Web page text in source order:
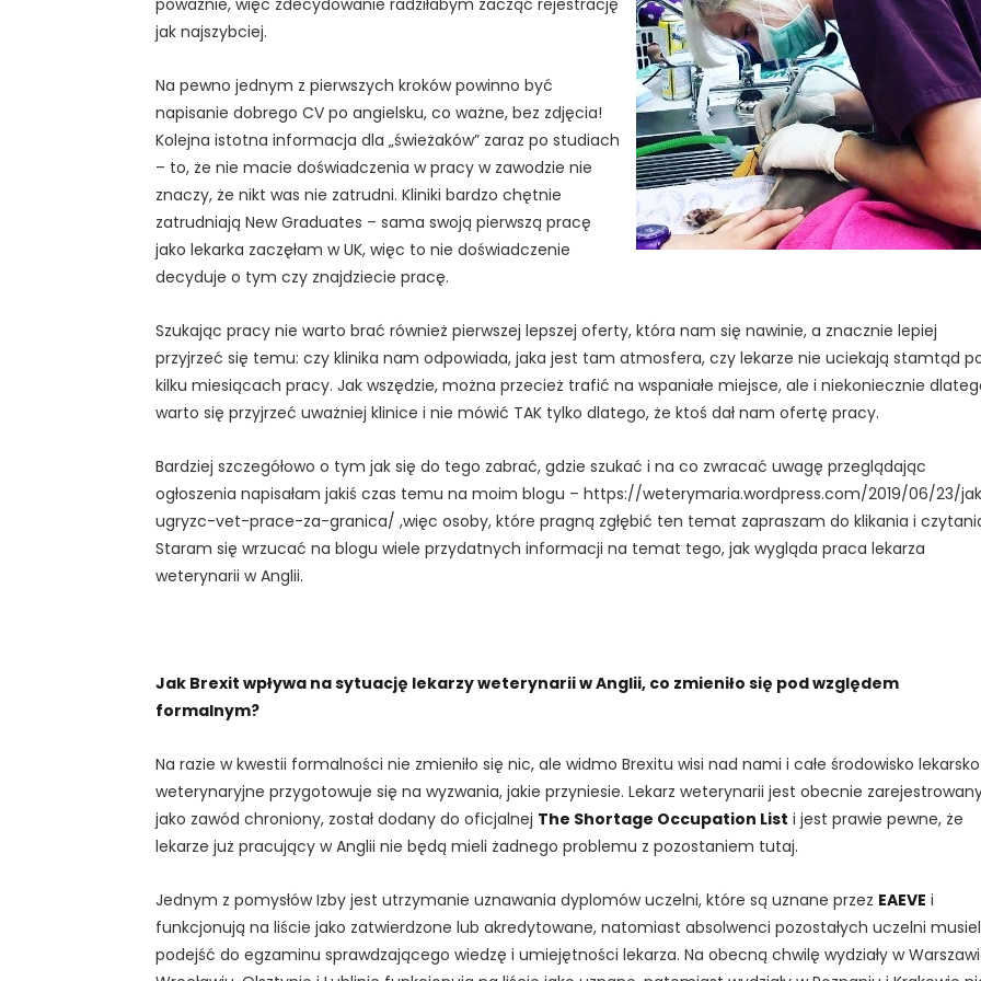
jak najszybciej.
Na pewno jednym z pierwszych kroków powinno być
napisanie dobrego CV po angielsku, co ważne, bez zdjęcia!
Kolejna istotna informacja dla „świeżaków” zaraz po studiach
– to, że nie macie doświadczenia w pracy w zawodzie nie
znaczy, że nikt was nie zatrudni. Kliniki bardzo chętnie
zatrudniają New Graduates – sama swoją pierwszą pracę
jako lekarka zaczęłam w UK, więc to nie doświadczenie
decyduje o tym czy znajdziecie pracę.
Szukając pracy nie warto brać również pierwszej lepszej oferty, która nam się nawinie, a znacznie lepiej
przyjrzeć się temu: czy klinika nam odpowiada, jaka jest tam atmosfera, czy lekarze nie uciekają stamtąd
kilku miesiącach pracy. Jak wszędzie, można przecież trafić na wspaniałe miejsce, ale i niekoniecznie
warto się przyjrzeć uważniej klinice i nie mówić TAK tylko dlatego, że ktoś dał nam ofertę pracy.
Bardziej szczegółowo o tym jak się do tego zabrać, gdzie szukać i na co zwracać uwagę przeglądając
ogłoszenia napisałam jakiś czas temu na moim blogu – https://weterymaria.wordpress.com/2019/06/23/
ugryzc-vet-prace-za-granica/ ,więc osoby, które pragną zgłębić ten temat zapraszam do klikania i
Staram się wrzucać na blogu wiele przydatnych informacji na temat tego, jak wygląda praca lekarza
weterynarii w Anglii.
Jak Brexit wpływa na sytuację lekarzy weterynarii w Anglii, co zmieniło się pod względem
formalnym?
Na razie w kwestii formalności nie zmieniło się nic, ale widmo Brexitu wisi nad nami i całe środowisko
weterynaryjne przygotowuje się na wyzwania, jakie przyniesie. Lekarz weterynarii jest obecnie
jako zawód chroniony, został dodany do oficjalnej The Shortage Occupation List i jest prawie pewne, że
lekarze już pracujący w Anglii nie będą mieli żadnego problemu z pozostaniem tutaj.
Jednym z pomysłów Izby jest utrzymanie uznawania dyplomów uczelni, które są uznane przez EAEVE i
funkcjonują na liście jako zatwierdzone lub akredytowane, natomiast absolwenci pozostałych uczelni
podejść do egzaminu sprawdzającego wiedzę i umiejętności lekarza. Na obecną chwilę wydziały w